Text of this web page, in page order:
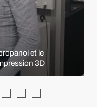
et le
3D